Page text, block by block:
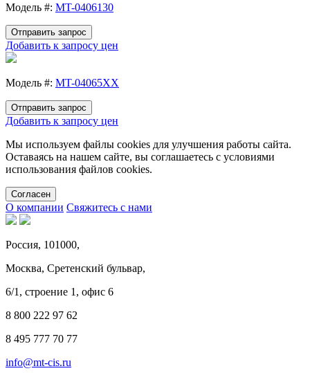
Модель #: MT-0406130
Отправить запрос
Добавить к запросу цен
Модель #: MT-04065XX
Отправить запрос
Добавить к запросу цен
Мы используем файлы cookies для улучшения работы сайта.
Оставаясь на нашем сайте, вы соглашаетесь с условиями
использования файлов cookies.
Cогласен
О компании Свяжитесь с нами
Россия, 101000,
Москва, Сретенский бульвар,
6/1, строение 1, офис 6
8 800 222 97 62
8 495 777 70 77
info@mt-cis.ru